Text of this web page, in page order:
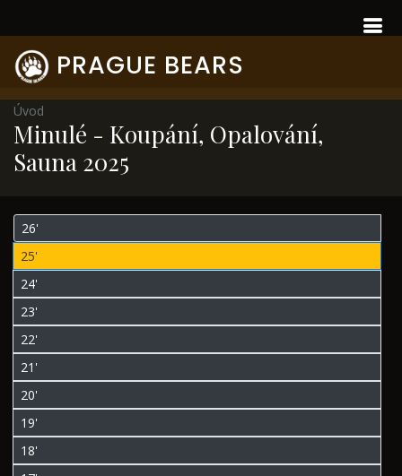
PRAGUE BEARS
Úvod
Minulé - Koupání, Opalování,
Sauna 2025
26'
25'
24'
23'
22'
21'
20'
19'
18'